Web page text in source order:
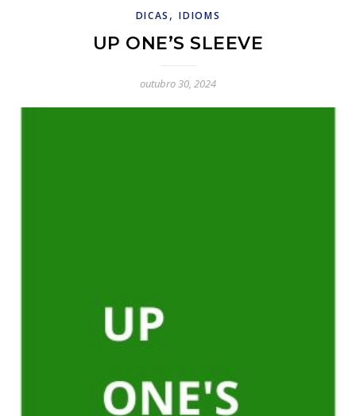
DICAS ,IDIOMS
UP ONE’S SLEEVE
outubro 30, 2024